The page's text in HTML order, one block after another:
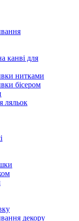
канві для
нитками
бісером
ляльок
декору